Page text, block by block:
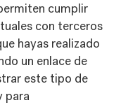
cumplir
con terceros
hayas realizado
un enlace de
este tipo de
para